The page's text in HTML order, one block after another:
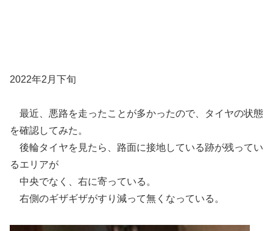
2022年2月下旬
最近、悪路を走ったことが多かったので、タイヤの状態
を確認してみた。
後輪タイヤを見たら、路面に接地している跡が残ってい
るエリアが
中央でなく、右に寄っている。
右側のギザギザがすり減って無くなっている。